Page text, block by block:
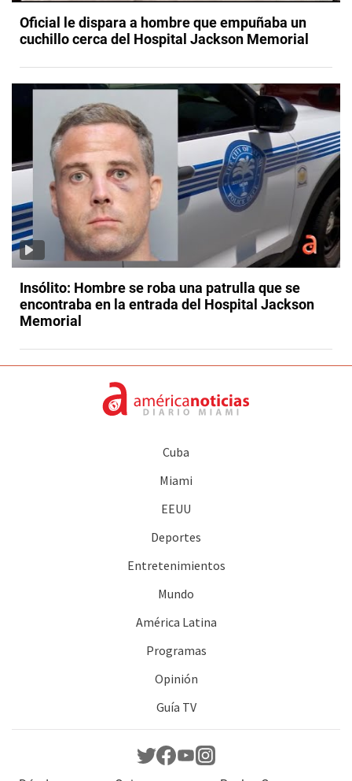
Oficial le dispara a hombre que empuñaba un
cuchillo cerca del Hospital Jackson Memorial
Insólito: Hombre se roba una patrulla que se
encontraba en la entrada del Hospital Jackson
Memorial
Cuba
Miami
EEUU
Deportes
Entretenimientos
Mundo
América Latina
Programas
Opinión
Guía TV